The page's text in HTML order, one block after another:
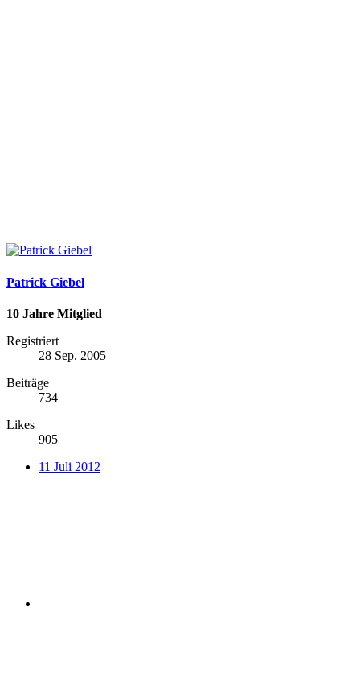
Patrick Giebel
10 Jahre Mitglied
Registriert
28 Sep. 2005
Beiträge
734
Likes
905
11 Juli 2012